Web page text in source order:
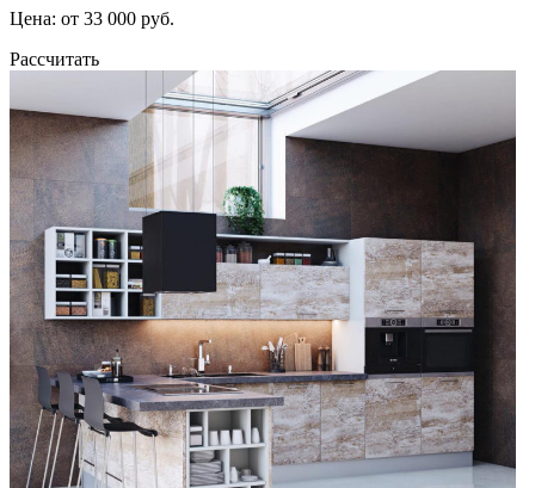
Цена: от 33 000 руб.
Рассчитать